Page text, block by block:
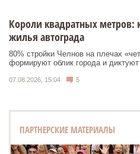
Короли квадратных
жилья автограда
80% стройки Челнов на плечах
формируют облик города и диктуют
07.08.2026, 15:04 5
ПАРТНЕРСКИЕ МАТЕРИАЛЫ